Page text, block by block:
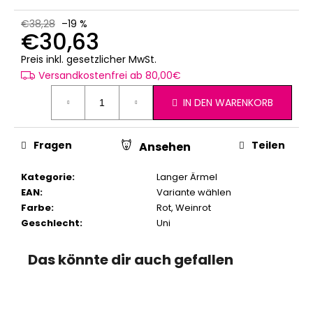
€38,28 –19 %
€30,63
Preis inkl. gesetzlicher MwSt.
Versandkostenfrei ab 80,00€
IN DEN WARENKORB
Kategorie:
Langer Ärmel
EAN:
Variante wählen
Farbe: Rot, Weinrot
Geschlecht: Uni
Fragen Ansehen Teilen
Das könnte dir auch gefallen